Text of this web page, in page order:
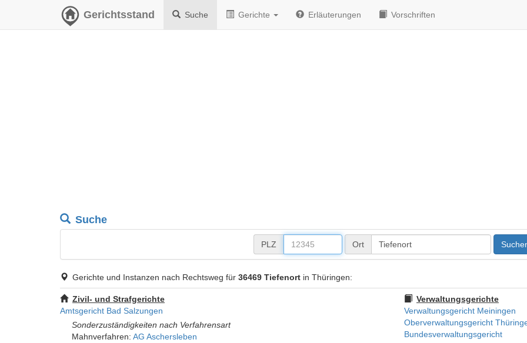
Gerichtsstand Suche Gerichte Erläuterungen Vorschriften
Suche
PLZ Ort
Gerichte und Instanzen nach Rechtsweg für 36469 Tiefenort in Thüringen:
Zivil- und Strafgerichte
Amtsgericht Bad Salzungen
Sonderzuständigkeiten nach Verfahrensart
Mahnverfahren: AG Aschersleben
Verwaltungsgerichte
Verwaltungsgericht Meiningen
Oberverwaltungsgericht
Bundesverwaltungsgericht